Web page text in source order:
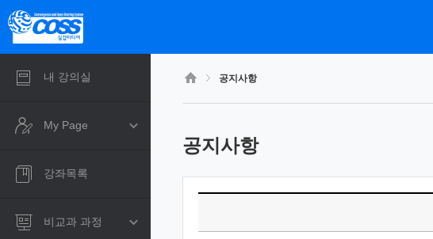
인
텐
CyberCampus
내 강의실
My Page
강좌목록
비교과 과정
공지사항
공지사항